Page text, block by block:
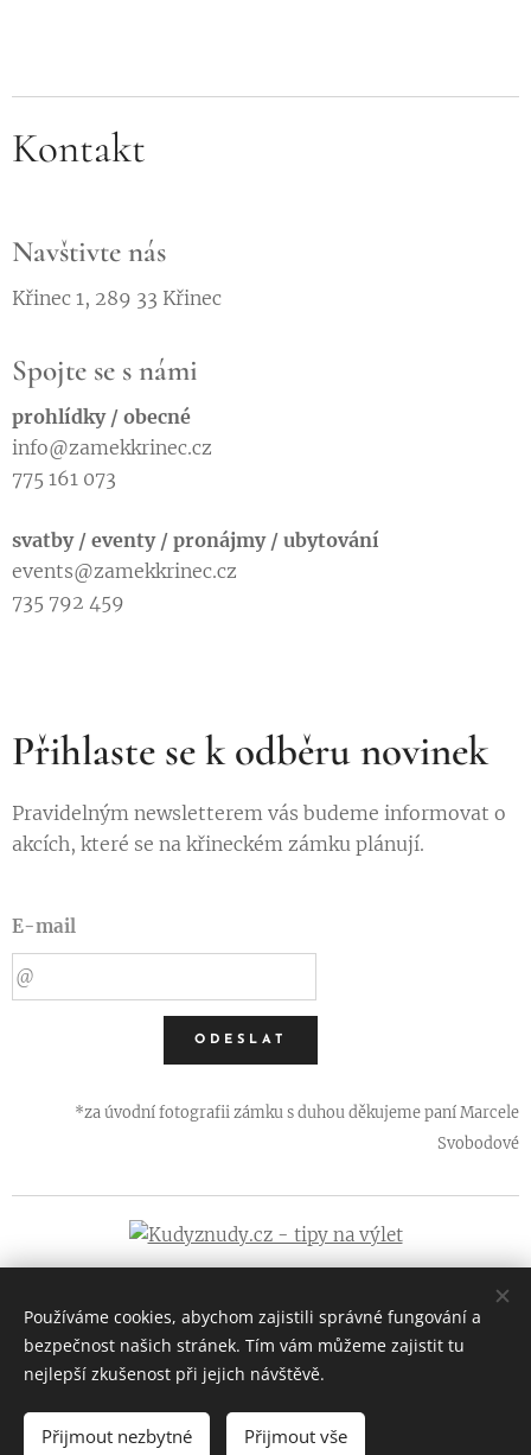
Kontakt
Navštivte nás
Křinec 1, 289 33 Křinec
Spojte se s námi
prohlídky / obecné
info@zamekkrinec.cz
775 161 073
svatby / eventy / pronájmy / ubytování
events@zamekkrinec.cz
735 792 459
Přihlaste se k odběru novinek
Pravidelným newsletterem vás budeme informovat o
akcích, které se na křineckém zámku plánují.
E-mail
ODESLAT
*za úvodní fotografii zámku s duhou děkujeme paní Marcele
Svobodové
Zámek Křinec - Váš rodinný zámek
Používáme cookies, abychom zajistili správné fungování a
bezpečnost našich stránek. Tím vám můžeme zajistit tu
nejlepší zkušenost při jejich návštěvě.
Přijmout nezbytné Přijmout vše